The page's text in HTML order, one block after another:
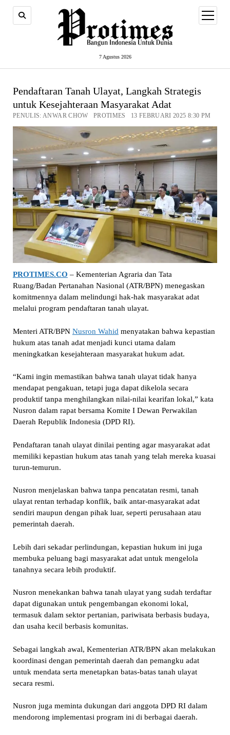
7 Agustus 2026
open
menu
Pendaftaran Tanah Ulayat, Langkah Strategis
untuk Kesejahteraan Masyarakat Adat
PENULIS: ANWAR CHOW PROTIMES 13 FEBRUARI 2025 8:30 PM
PROTIMES.CO – Kementerian Agraria dan Tata
Ruang/Badan Pertanahan Nasional (ATR/BPN) menegaskan
komitmennya dalam melindungi hak-hak masyarakat adat
melalui program pendaftaran tanah ulayat.
Menteri ATR/BPN Nusron Wahid menyatakan bahwa kepastian
hukum atas tanah adat menjadi kunci utama dalam
meningkatkan kesejahteraan masyarakat hukum adat.
“Kami ingin memastikan bahwa tanah ulayat tidak hanya
mendapat pengakuan, tetapi juga dapat dikelola secara
produktif tanpa menghilangkan nilai-nilai kearifan lokal,” kata
Nusron dalam rapat bersama Komite I Dewan Perwakilan
Daerah Republik Indonesia (DPD RI).
Pendaftaran tanah ulayat dinilai penting agar masyarakat adat
memiliki kepastian hukum atas tanah yang telah mereka kuasai
turun-temurun.
Nusron menjelaskan bahwa tanpa pencatatan resmi, tanah
ulayat rentan terhadap konflik, baik antar-masyarakat adat
sendiri maupun dengan pihak luar, seperti perusahaan atau
pemerintah daerah.
Lebih dari sekadar perlindungan, kepastian hukum ini juga
membuka peluang bagi masyarakat adat untuk mengelola
tanahnya secara lebih produktif.
Nusron menekankan bahwa tanah ulayat yang sudah terdaftar
dapat digunakan untuk pengembangan ekonomi lokal,
termasuk dalam sektor pertanian, pariwisata berbasis budaya,
dan usaha kecil berbasis komunitas.
Sebagai langkah awal, Kementerian ATR/BPN akan melakukan
koordinasi dengan pemerintah daerah dan pemangku adat
untuk mendata serta menetapkan batas-batas tanah ulayat
secara resmi.
Nusron juga meminta dukungan dari anggota DPD RI dalam
mendorong implementasi program ini di berbagai daerah.